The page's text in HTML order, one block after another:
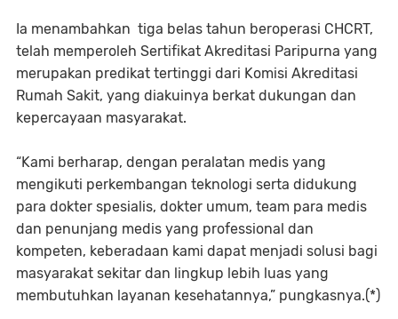
Ia menambahkan tiga belas tahun beroperasi CHCRT,
telah memperoleh Sertifikat Akreditasi Paripurna yang
merupakan predikat tertinggi dari Komisi Akreditasi
Rumah Sakit, yang diakuinya berkat dukungan dan
kepercayaan masyarakat.
“Kami berharap, dengan peralatan medis yang
mengikuti perkembangan teknologi serta didukung
para dokter spesialis, dokter umum, team para medis
dan penunjang medis yang professional dan
kompeten, keberadaan kami dapat menjadi solusi bagi
masyarakat sekitar dan lingkup lebih luas yang
membutuhkan layanan kesehatannya,” pungkasnya.(*)